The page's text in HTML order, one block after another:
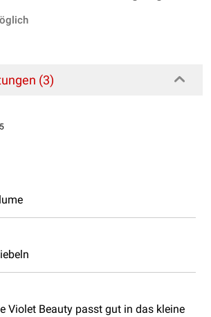
(3)
Violet Beauty passt gut in das kleine